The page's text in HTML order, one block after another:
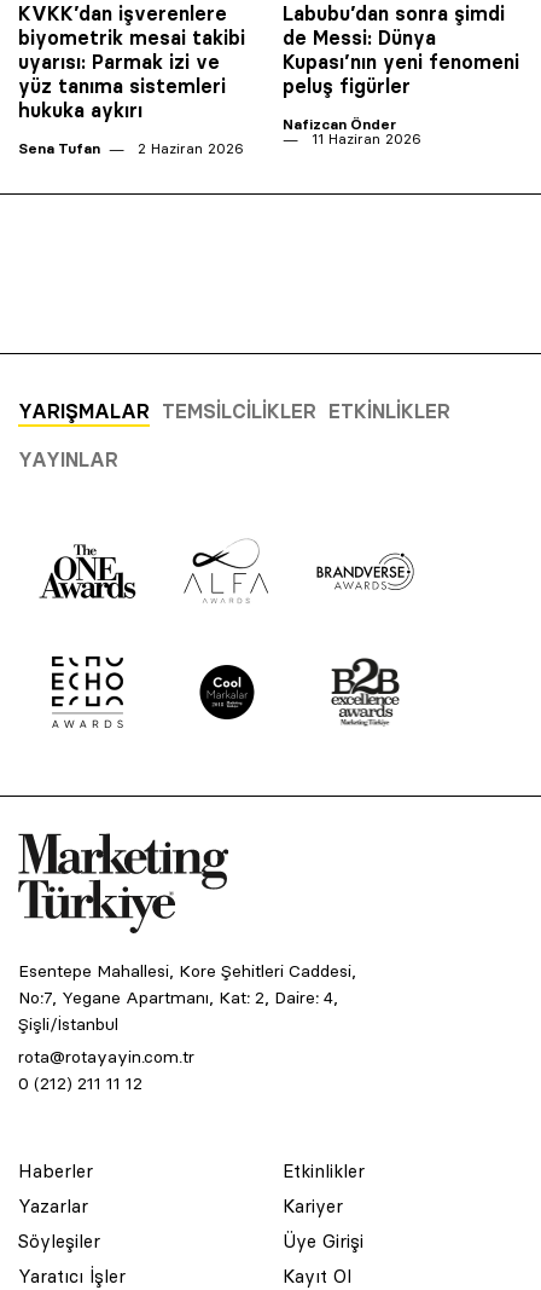
KVKK’dan işverenlere
biyometrik mesai takibi
uyarısı: Parmak izi ve
yüz tanıma sistemleri
hukuka aykırı
Sena Tufan 2 Haziran 2026
Labubu’dan sonra şimdi
de Messi: Dünya
Kupası’nın yeni fenomeni
peluş figürler
Nafizcan Önder
11 Haziran 2026
YARIŞMALAR TEMSILCILIKLER ETKINLIKLER
YAYINLAR
Esentepe Mahallesi, Kore Şehitleri Caddesi,
No:7, Yegane Apartmanı, Kat: 2, Daire: 4,
Şişli/İstanbul
rota@rotayayin.com.tr
0 (212) 211 11 12
Haberler
Yazarlar
Söyleşiler
Yaratıcı İşler
Etkinlikler
Kariyer
Üye Girişi
Kayıt Ol